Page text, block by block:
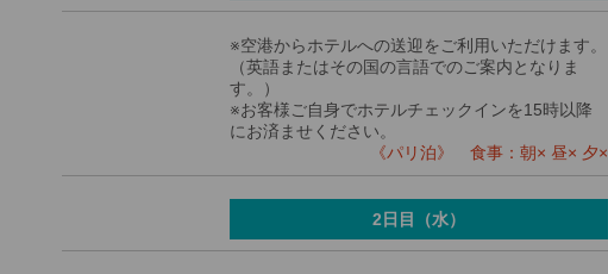
※空港からホテルへの送迎をご利用いただけます。
（英語またはその国の言語でのご案内となりま
す。）
※お客様ご自身でホテルチェックインを15時以降
にお済ませください。
《パリ泊》 食事：朝× 昼× 夕×
2日目（水）